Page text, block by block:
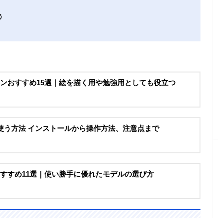
おすすめ15選｜絵を描く用や勉強用としても役立つ
方法 インストールから操作方法、注意点まで
すめ11選｜使い勝手に優れたモデルの選び方